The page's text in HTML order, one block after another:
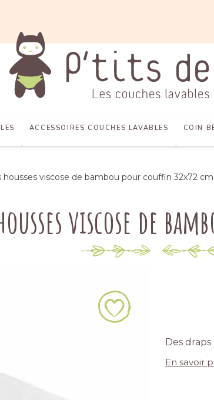
ACCESSOIRES COUCHES LAVABLES COIN
housses viscose de bambou pour couffin 32x72 cm
viscose de
Des
En savoir